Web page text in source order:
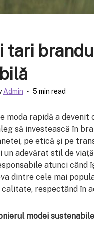
tari
Admin 5 min read
moda rapidă a
să investească în
pe etică și pe
un adevărat stil de
atunci când
dintre cele mai
calitate, respectând în
modei sustenabile